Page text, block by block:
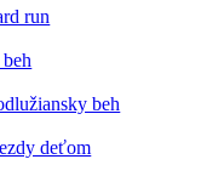
run
beh
deťom